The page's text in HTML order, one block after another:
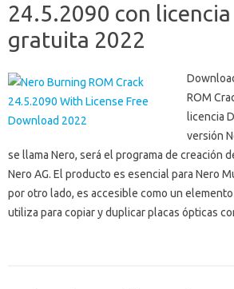
24.5.2090 con licencia
gratuita 2022
ROM
licencia
versión
se llama Nero, será el programa de creación
Nero AG. El producto es esencial para Nero
por otro lado, es accesible como un
utiliza para copiar y duplicar placas ópticas